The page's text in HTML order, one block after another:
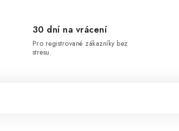
30 dní na vrácení
Pro registrované zákazníky bez
stresu.